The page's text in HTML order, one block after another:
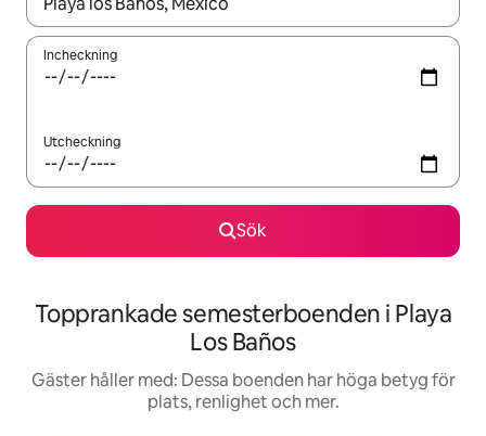
Incheckning
Utcheckning
Sök
Topprankade semesterboenden i Playa
Los Baños
Gäster håller med: Dessa boenden har höga betyg för
plats, renlighet och mer.